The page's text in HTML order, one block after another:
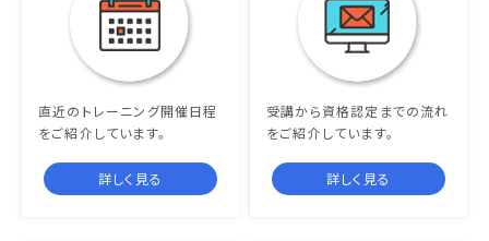
直近のトレーニング開催日程
をご紹介しています。
詳しく見る
受講から資格認定までの流れ
をご紹介しています。
詳しく見る